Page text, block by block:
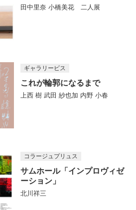
田中里奈 小橋美花 二人展
ギャラリービス
これが輪郭になるまで
上西 樹 武田 紗也加 内野 小春
コラージュプリュス
サムホール「インプロヴィゼ
ーション」
北川祥三